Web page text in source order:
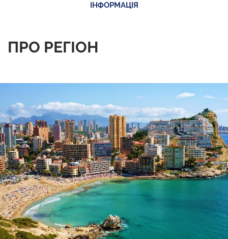
ІНФОРМАЦІЯ
ПРО РЕГІОН